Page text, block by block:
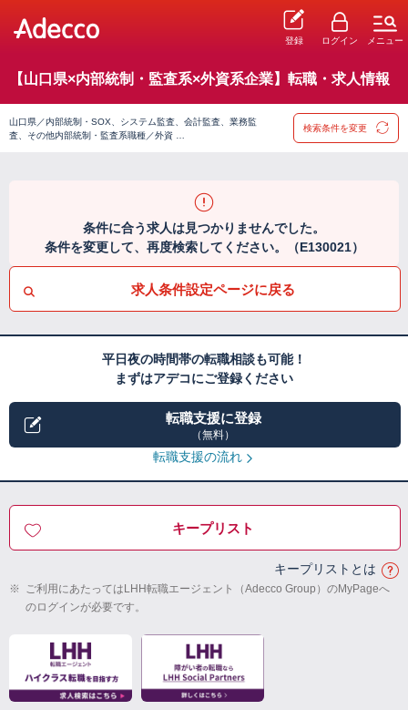
登録 ログイン メニュー
【山口県×内部統制・監査系×外資系企業】転職・求人情報
山口県／内部統制・SOX、システム監査、会計監査、業務監
査、その他内部統制・監査系職種／外資 …
検索条件を変更
条件に合う求人は見つかりませんでした。
条件を変更して、再度検索してください。（E130021）
求人条件設定ページに戻る
平日夜の時間帯の転職相談も可能！
まずはアデコにご登録ください
転職支援に登録
（無料）
転職支援の流れ
キープリスト
キープリストとは
※ ご利用にあたってはLHH転職エージェント（Adecco Group）のMyPageへ
のログインが必要です。